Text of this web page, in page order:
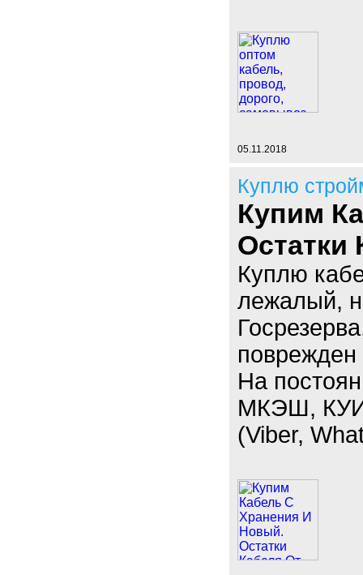
05.11.2018
Куплю
Купим
Остатки
Куплю
лежалый,
поврежден
На
МКЭШ,
(Viber,